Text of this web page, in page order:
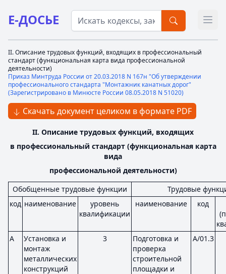
Е-ДОСЬЕ
II. Описание трудовых функций, входящих в профессиональный
стандарт (функциональная карта вида профессиональной
деятельности)
Приказ Минтруда России от 20.03.2018 N 167н "Об утверждении
профессионального стандарта "Монтажник канатных дорог"
(Зарегистрировано в Минюсте России 08.05.2018 N 51020)
Скачать документ целиком в формате PDF
II. Описание трудовых функций, входящих
в профессиональный стандарт (функциональная карта
вида
профессиональной деятельности)
Обобщенные трудовые функции
Трудовые
код наименование
уровень
квалификации
наименование
код
A
Установка и
монтаж
металлических
конструкций
3
Подготовка и
проверка
строительной
площадки и
A/01.3